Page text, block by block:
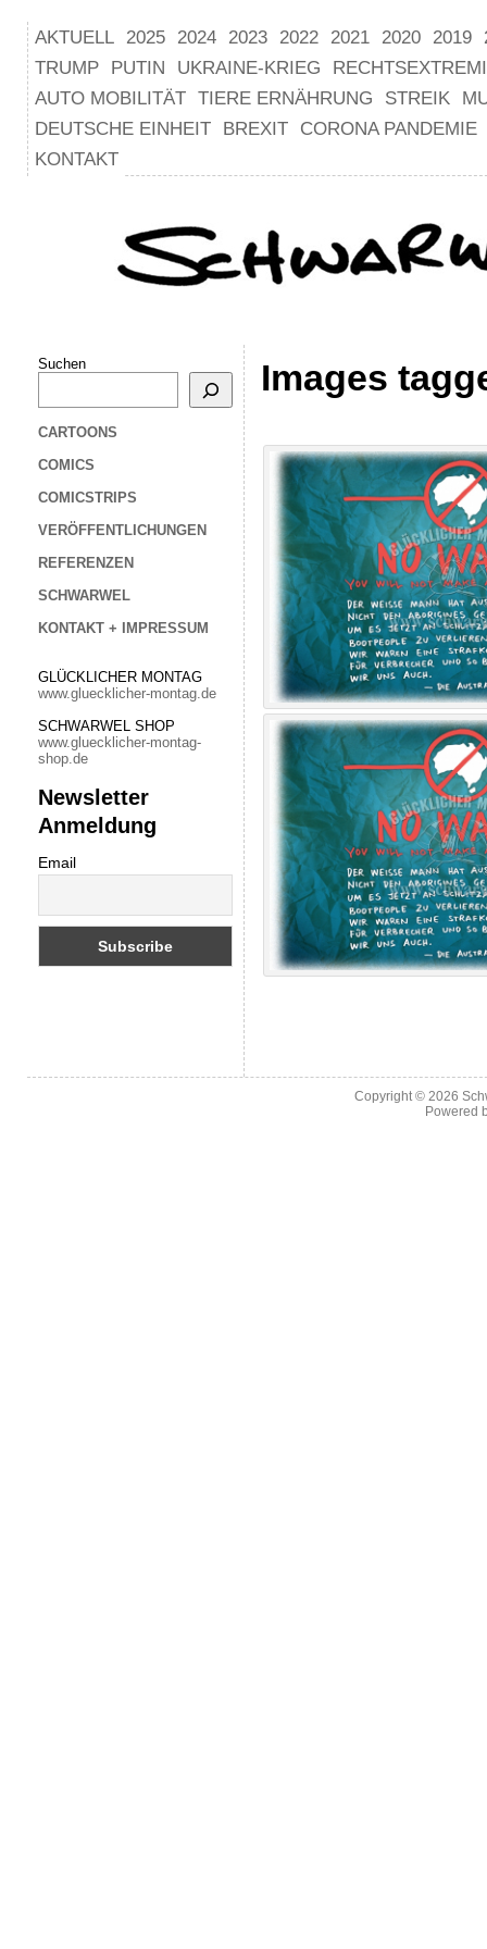
AKTUELL 2025 2024 2023 2022 2021 2020 2019
TRUMP
PUTIN UKRAINE-KRIEG
AUTO MOBILITÄT TIERE ERNÄHRUNG STREIK
DEUTSCHE EINHEIT
BREXIT
CORONA PANDEMIE
KONTAKT
Suchen
CARTOONS
COMICS
COMICSTRIPS
VERÖFFENTLICHUNGEN
REFERENZEN
SCHWARWEL
KONTAKT + IMPRESSUM
GLÜCKLICHER MONTAG
www.gluecklicher-montag.de
SCHWARWEL SHOP
www.gluecklicher-montag-
shop.de
Newsletter
Anmeldung
Email
Images
Copyright © 2026
Powered